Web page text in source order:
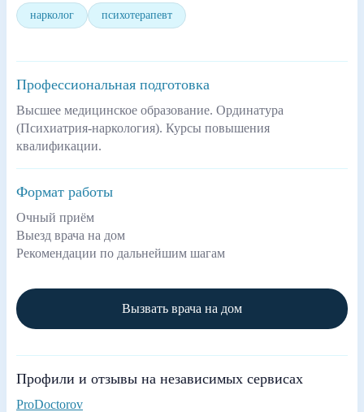
нарколог психотерапевт
Профессиональная подготовка
Высшее медицинское образование. Ординатура
(Психиатрия-наркология). Курсы повышения
квалификации.
Формат работы
Очный приём
Выезд врача на дом
Рекомендации по дальнейшим шагам
Вызвать врача на дом
Профили и отзывы на независимых сервисах
ProDoctorov